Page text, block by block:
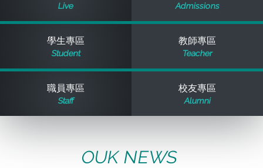
活動研習
招標徵才
歷史訊息
空大有利的學習條件
組織架構
環境設備
資訊圖像化專區
校內分機(pdf)
活動花絮
教務處註冊組
教務處課務組
通識教育中心
工商管理學系
法律學系
其他好站
國內外開放課程
資訊相關法規
招生資訊
新生報名
在學資訊
Live Admissions
學生專區
Student
教師專區
Teacher
職員專區
Staff
校友專區
Alumni
OUK NEWS